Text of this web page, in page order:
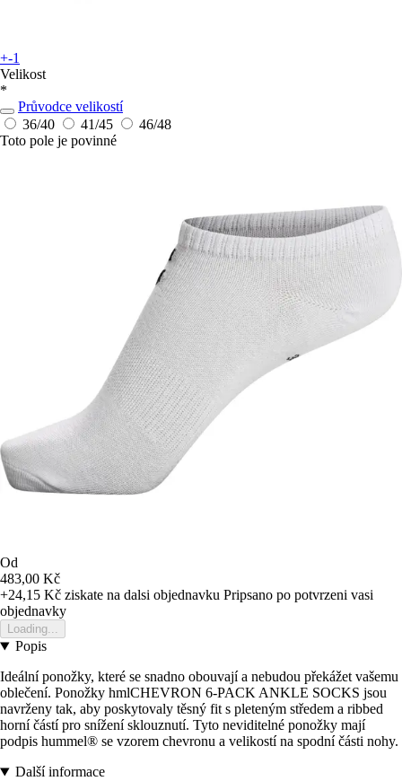
+-1
Velikost
*
Průvodce velikostí
36/40
41/45
46/48
Toto pole je povinné
Od
483,00 Kč
+24,15 Kč ziskate na dalsi objednavku Pripsano po potvrzeni vasi
objednavky
Loading...
Popis
Ideální ponožky, které se snadno obouvají a nebudou překážet vašemu
oblečení. Ponožky hmlCHEVRON 6-PACK ANKLE SOCKS jsou
navrženy tak, aby poskytovaly těsný fit s pleteným středem a ribbed
horní částí pro snížení sklouznutí. Tyto neviditelné ponožky mají
podpis hummel® se vzorem chevronu a velikostí na spodní části nohy.
Další informace